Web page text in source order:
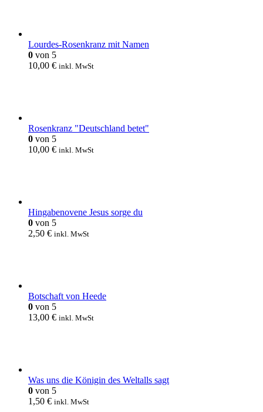
Lourdes-Rosenkranz mit Namen
0 von 5
10,00 € inkl. MwSt
Rosenkranz "Deutschland betet"
0 von 5
10,00 € inkl. MwSt
Hingabenovene Jesus sorge du
0 von 5
2,50 € inkl. MwSt
Botschaft von Heede
0 von 5
13,00 € inkl. MwSt
Was uns die Königin des Weltalls sagt
0 von 5
1,50 € inkl. MwSt